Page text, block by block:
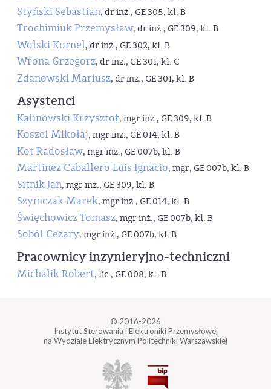
Styński Sebastian, dr inż., GE 305, kl. B
Trochimiuk Przemysław, dr inż., GE 309, kl. B
Wolski Kornel, dr inż., GE 302, kl. B
Wrona Grzegorz, dr inż., GE 301, kl. C
Zdanowski Mariusz, dr inż., GE 301, kl. B
Asystenci
Kalinowski Krzysztof, mgr inż., GE 309, kl. B
Koszel Mikołaj, mgr inż., GE 014, kl. B
Kot Radosław, mgr inż., GE 007b, kl. B
Martinez Caballero Luis Ignacio, mgr, GE 007b, kl. B
Sitnik Jan, mgr inż., GE 309, kl. B
Szymczak Marek, mgr inż., GE 014, kl. B
Święchowicz Tomasz, mgr inż., GE 007b, kl. B
Soból Cezary, mgr inż., GE 007b, kl. B
Pracownicy inzynieryjno-techniczni
Michalik Robert, lic., GE 008, kl. B
© 2016-2026
Instytut Sterowania i Elektroniki Przemysłowej
na Wydziale Elektrycznym Politechniki Warszawskiej